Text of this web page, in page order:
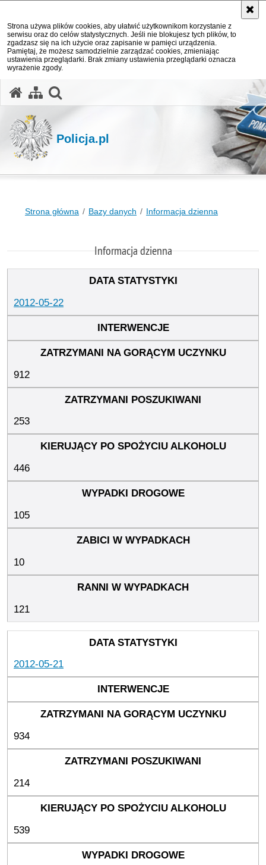
Strona używa plików cookies, aby ułatwić użytkownikom korzystanie z
serwisu oraz do celów statystycznych. Jeśli nie blokujesz tych plików, to
zgadzasz się na ich użycie oraz zapisanie w pamięci urządzenia.
Pamiętaj, że możesz samodzielnie zarządzać cookies, zmieniając
ustawienia przeglądarki. Brak zmiany ustawienia przeglądarki oznacza
wyrażenie zgody.
Policja.pl
Strona główna Bazy danych Informacja dzienna
Informacja dzienna
2012-05-22
912
253
446
105
10
121
2012-05-21
934
214
539